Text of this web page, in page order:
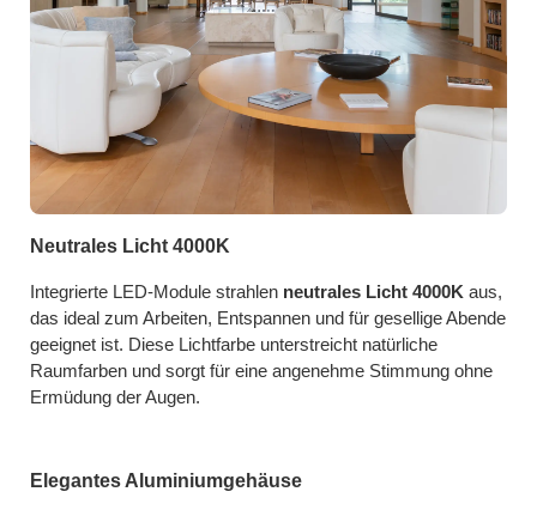
Neutrales Licht 4000K
Integrierte LED-Module strahlen neutrales Licht 4000K aus,
das ideal zum Arbeiten, Entspannen und für gesellige Abende
geeignet ist. Diese Lichtfarbe unterstreicht natürliche
Raumfarben und sorgt für eine angenehme Stimmung ohne
Ermüdung der Augen.
Elegantes Aluminiumgehäuse